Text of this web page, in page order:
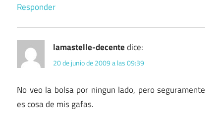
Responder
lamastelle-decentedice:
20 de junio de 2009 a las 09:39
No veo la bolsa por ningun lado, pero seguramente
es cosa de mis gafas.